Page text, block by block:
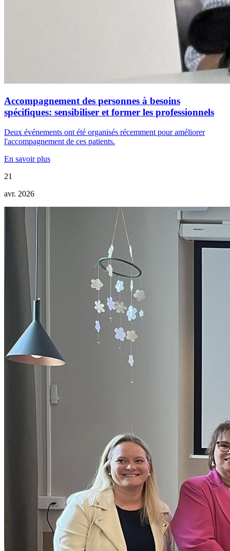
Accompagnement des personnes à besoins
spécifiques: sensibiliser et former les professionnels
Deux événements ont été organisés récemment pour améliorer
l'accompagnement de ces patients.
En savoir plus
21
avr. 2026